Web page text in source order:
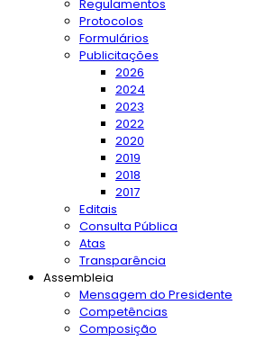
Regulamentos
Protocolos
Formulários
Publicitações
2026
2024
2023
2022
2020
2019
2018
2017
Editais
Consulta Pública
Atas
Transparência
Assembleia
Mensagem do Presidente
Competências
Composição